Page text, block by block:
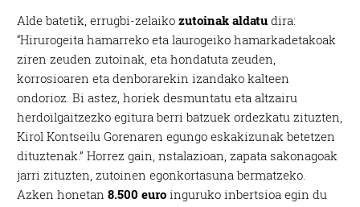
Alde batetik, errugbi-zelaikozutoinak aldatu dira:
“Hirurogeita hamarreko eta laurogeiko hamarkadetakoak
ziren zeuden zutoinak, eta hondatuta zeuden,
korrosioaren eta denborarekin izandako kalteen
ondorioz. Bi astez, horiek desmuntatu eta altzairu
herdoilgaitzezko egitura berri batzuek ordezkatu zituzten,
Kirol Kontseilu Gorenaren egungo eskakizunak betetzen
dituztenak.” Horrez gain, nstalazioan, zapata sakonagoak
jarri zituzten, zutoinen egonkortasuna bermatzeko.
Azken honetan8.500 euro inguruko inbertsioa egin du